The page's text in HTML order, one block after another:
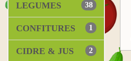
LEGUMES 38
CONFITURES 1
CIDRE & JUS 2